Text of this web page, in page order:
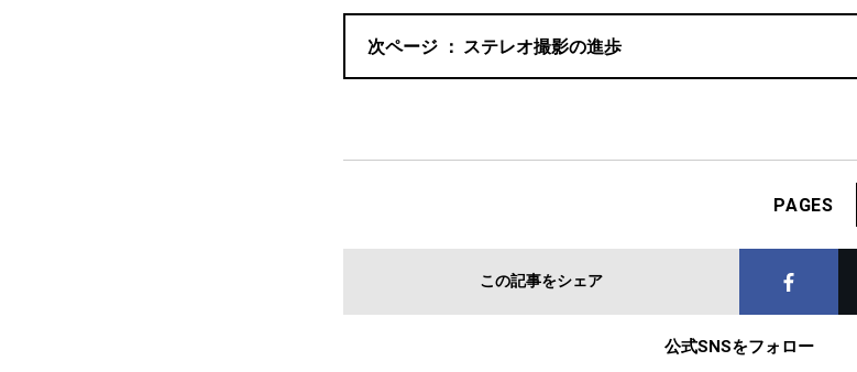
ステレオ撮影の進歩
PAGES
この記事をシェア
公式SNSをフォロー